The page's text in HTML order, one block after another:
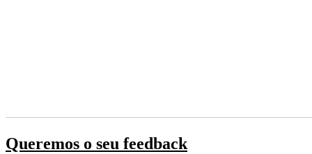
Queremos o seu feedback